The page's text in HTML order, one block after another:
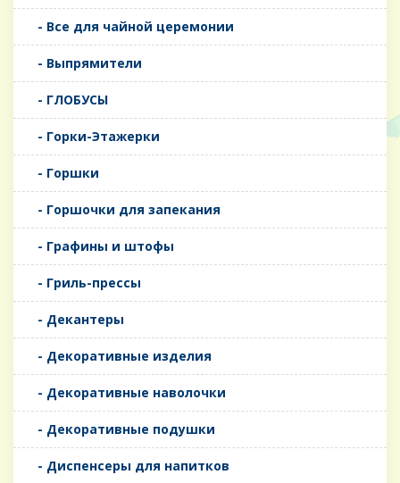
- Все для чайной церемонии
- Выпрямители
- ГЛОБУСЫ
- Горки-Этажерки
- Горшки
- Горшочки для запекания
- Графины и штофы
- Гриль-прессы
- Декантеры
- Декоративные изделия
- Декоративные наволочки
- Декоративные подушки
- Диспенсеры для напитков